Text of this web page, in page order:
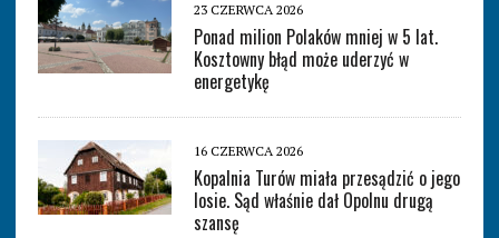
23 CZERWCA 2026
Ponad milion Polaków mniej w 5 lat.
Kosztowny błąd może uderzyć w
energetykę
16 CZERWCA 2026
Kopalnia Turów miała przesądzić o jego
losie. Sąd właśnie dał Opolnu drugą
szansę